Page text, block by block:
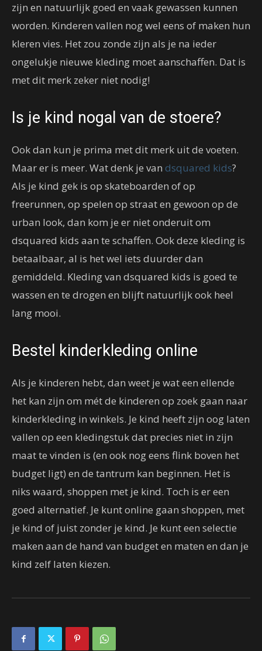
zijn en natuurlijk goed en vaak gewassen kunnen
worden. Kinderen vallen nog wel eens of maken hun
kleren vies. Het zou zonde zijn als je na ieder
ongelukje nieuwe kleding moet aanschaffen. Dat is
met dit merk zeker niet nodig!
Is je kind nogal van de stoere?
Ook dan kun je prima met dit merk uit de voeten.
Maar er is meer. Wat denk je van dsquared kids?
Als je kind gek is op skateboarden of op
freerunnen, op spelen op straat en gewoon op de
urban look, dan kom je er niet onderuit om
dsquared kids aan te schaffen. Ook deze kleding is
betaalbaar, al is het wel iets duurder dan
gemiddeld. Kleding van dsquared kids is goed te
wassen en te drogen en blijft natuurlijk ook heel
lang mooi.
Bestel kinderkleding online
Als je kinderen hebt, dan weet je wat een ellende
het kan zijn om mét de kinderen op zoek gaan naar
kinderkleding in winkels. Je kind heeft zijn oog laten
vallen op een kledingstuk dat precies niet in zijn
maat te vinden is (en ook nog eens flink boven het
budget ligt) en de tantrum kan beginnen. Het is
niks waard, shoppen met je kind. Toch is er een
goed alternatief. Je kunt online gaan shoppen, met
je kind of juist zonder je kind. Je kunt een selectie
maken aan de hand van budget en maten en dan je
kind zelf laten kiezen.